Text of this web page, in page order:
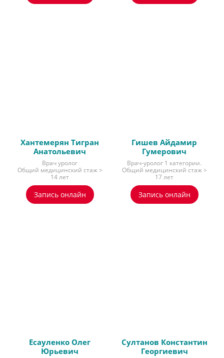
Хантемерян Тигран
Анатольевич
Врач уролог
Общий медицинский стаж >
14 лет
Запись онлайн
Гишев Айдамир
Гумерович
Врач-уролог 1 категории.
Общий медицинский стаж >
17 лет
Запись онлайн
Есауленко Олег
Юрьевич
Султанов Константин
Георгиевич